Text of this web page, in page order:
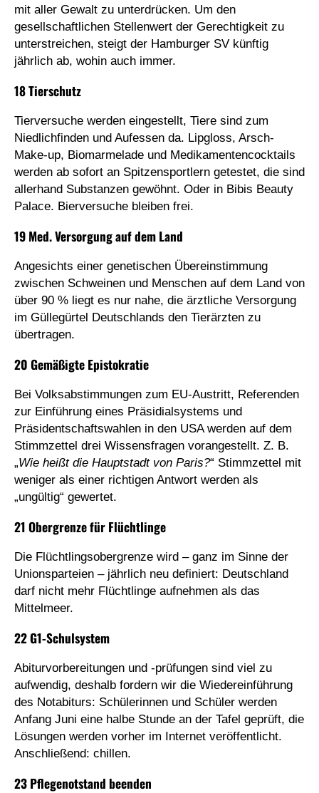
mit aller Gewalt zu unterdrücken. Um den
gesellschaftlichen Stellenwert der Gerechtigkeit zu
unterstreichen, steigt der Hamburger SV künftig
jährlich ab, wohin auch immer.
18 Tierschutz
Tierversuche werden eingestellt, Tiere sind zum
Niedlichfinden und Aufessen da. Lipgloss, Arsch-
Make-up, Biomarmelade und Medikamentencocktails
werden ab sofort an Spitzensportlern getestet, die sind
allerhand Substanzen gewöhnt. Oder in Bibis Beauty
Palace. Bierversuche bleiben frei.
19 Med. Versorgung auf dem Land
Angesichts einer genetischen Übereinstimmung
zwischen Schweinen und Menschen auf dem Land von
über 90 % liegt es nur nahe, die ärztliche Versorgung
im Güllegürtel Deutschlands den Tierärzten zu
übertragen.
20 Gemäßigte Epistokratie
Bei Volksabstimmungen zum EU-Austritt, Referenden
zur Einführung eines Präsidialsystems und
Präsidentschaftswahlen in den USA werden auf dem
Stimmzettel drei Wissensfragen vorangestellt. Z. B.
„Wie heißt die Hauptstadt von Paris?“ Stimmzettel mit
weniger als einer richtigen Antwort werden als
„ungültig“ gewertet.
21 Obergrenze für Flüchtlinge
Die Flüchtlingsobergrenze wird – ganz im Sinne der
Unionsparteien – jährlich neu definiert: Deutschland
darf nicht mehr Flüchtlinge aufnehmen als das
Mittelmeer.
22 G1-Schulsystem
Abiturvorbereitungen und -prüfungen sind viel zu
aufwendig, deshalb fordern wir die Wiedereinführung
des Notabiturs: Schülerinnen und Schüler werden
Anfang Juni eine halbe Stunde an der Tafel geprüft, die
Lösungen werden vorher im Internet veröffentlicht.
Anschließend: chillen.
23 Pflegenotstand beenden